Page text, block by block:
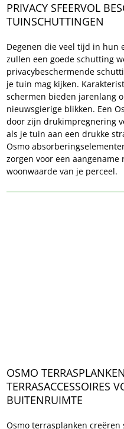
PRIVACY SFEERVOL
TUINSCHUTTINGEN
Degenen die veel tijd in hun
zullen een goede schutting
privacybeschermende
je tuin mag kijken.
schermen bieden jarenlang
nieuwsgierige blikken. Een
door zijn drukimpregnering
als je tuin aan een drukke
Osmo
zorgen voor een aangename
woonwaarde van je perceel.
OSMO
TERRASACCESSOIRES
BUITENRUIMTE
Osmo terrasplanken creëren